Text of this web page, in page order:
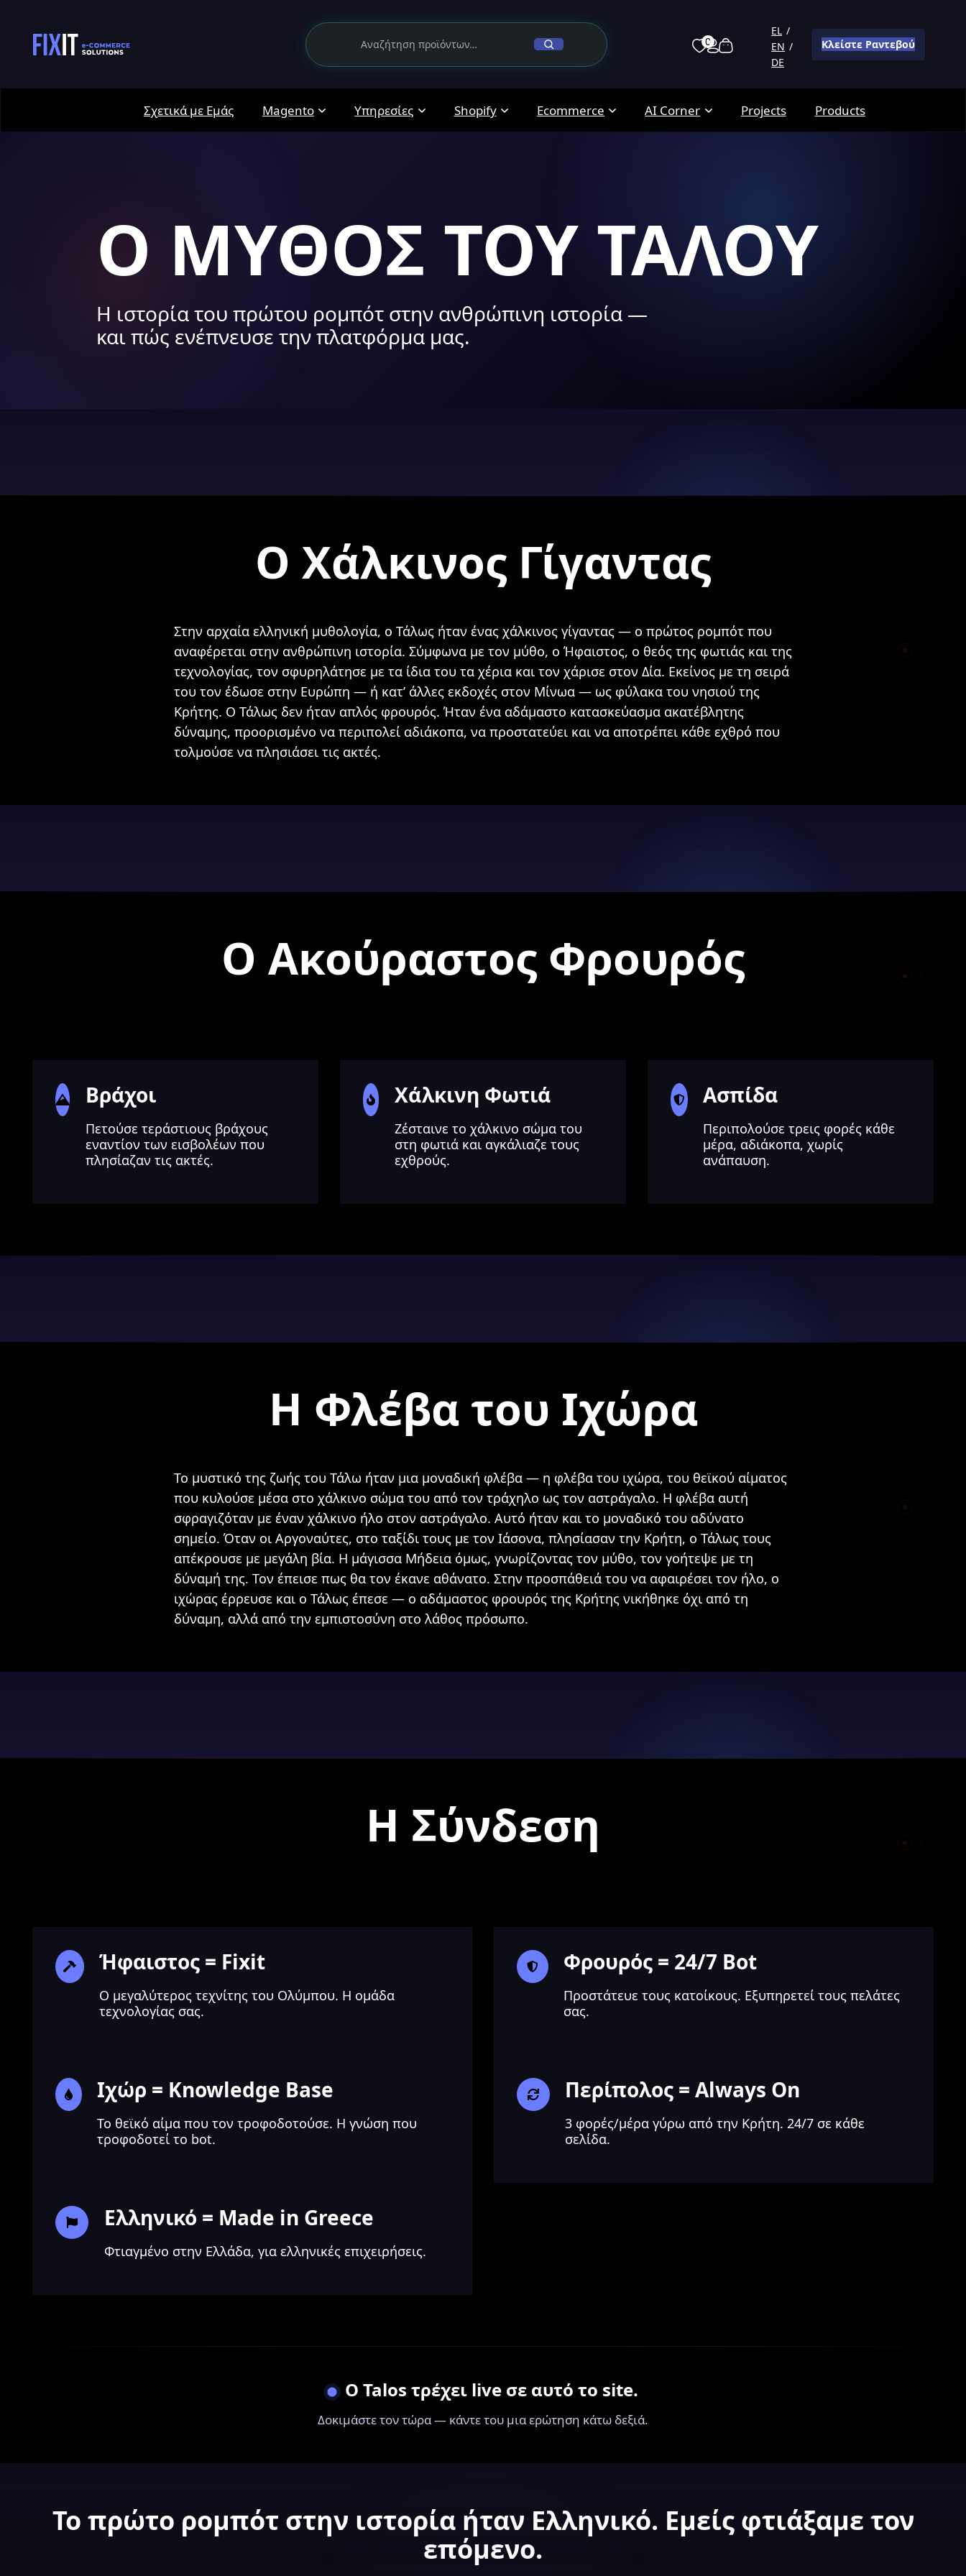
0
EL
EN
DE
Κλείστε Ραντεβού
Σχετικά με Εμάς Magento Υπηρεσίες Shopify Ecommerce AI Corner Projects Products
Ο ΜΥΘΟΣ ΤΟΥ ΤΑΛΟΥ
Η ιστορία του πρώτου ρομπότ στην ανθρώπινη ιστορία —
και πώς ενέπνευσε την πλατφόρμα μας.
Ο Χάλκινος Γίγαντας
Στην αρχαία ελληνική μυθολογία, ο Τάλως ήταν ένας χάλκινος γίγαντας — ο πρώτος ρομπότ που
αναφέρεται στην ανθρώπινη ιστορία. Σύμφωνα με τον μύθο, ο Ήφαιστος, ο θεός της φωτιάς και της
τεχνολογίας, τον σφυρηλάτησε με τα ίδια του τα χέρια και τον χάρισε στον Δία. Εκείνος με τη σειρά
του τον έδωσε στην Ευρώπη — ή κατ’ άλλες εκδοχές στον Μίνωα — ως φύλακα του νησιού της
Κρήτης. Ο Τάλως δεν ήταν απλός φρουρός. Ήταν ένα αδάμαστο κατασκεύασμα ακατέβλητης
δύναμης, προορισμένο να περιπολεί αδιάκοπα, να προστατεύει και να αποτρέπει κάθε εχθρό που
τολμούσε να πλησιάσει τις ακτές.
Ο Ακούραστος Φρουρός
Βράχοι
Πετούσε τεράστιους βράχους
εναντίον των εισβολέων που
πλησίαζαν τις ακτές.
Χάλκινη Φωτιά
Ζέσταινε το χάλκινο σώμα του
στη φωτιά και αγκάλιαζε τους
εχθρούς.
Ασπίδα
Περιπολούσε τρεις φορές κάθε
μέρα, αδιάκοπα, χωρίς
ανάπαυση.
Η Φλέβα του Ιχώρα
Το μυστικό της ζωής του Τάλω ήταν μια μοναδική φλέβα — η φλέβα του ιχώρα, του θεϊκού αίματος
που κυλούσε μέσα στο χάλκινο σώμα του από τον τράχηλο ως τον αστράγαλο. Η φλέβα αυτή
σφραγιζόταν με έναν χάλκινο ήλο στον αστράγαλο. Αυτό ήταν και το μοναδικό του αδύνατο
σημείο. Όταν οι Αργοναύτες, στο ταξίδι τους με τον Ιάσονα, πλησίασαν την Κρήτη, ο Τάλως τους
απέκρουσε με μεγάλη βία. Η μάγισσα Μήδεια όμως, γνωρίζοντας τον μύθο, τον γοήτεψε με τη
δύναμή της. Τον έπεισε πως θα τον έκανε αθάνατο. Στην προσπάθειά του να αφαιρέσει τον ήλο, ο
ιχώρας έρρευσε και ο Τάλως έπεσε — ο αδάμαστος φρουρός της Κρήτης νικήθηκε όχι από τη
δύναμη, αλλά από την εμπιστοσύνη στο λάθος πρόσωπο.
Η Σύνδεση
Ήφαιστος = Fixit
Ο μεγαλύτερος τεχνίτης του Ολύμπου. Η ομάδα
τεχνολογίας σας.
Φρουρός = 24/7 Bot
Προστάτευε τους κατοίκους. Εξυπηρετεί τους πελάτες
σας.
Ιχώρ = Knowledge Base
Το θεϊκό αίμα που τον τροφοδοτούσε. Η γνώση που
τροφοδοτεί το bot.
Περίπολος = Always On
3 φορές/μέρα γύρω από την Κρήτη. 24/7 σε κάθε
σελίδα.
Ελληνικό = Made in Greece
Φτιαγμένο στην Ελλάδα, για ελληνικές επιχειρήσεις.
Ο Talos τρέχει live σε αυτό το site.
Δοκιμάστε τον τώρα — κάντε του μια ερώτηση κάτω δεξιά.
Το πρώτο ρομπότ στην ιστορία ήταν Ελληνικό. Εμείς φτιάξαμε τον
επόμενο.